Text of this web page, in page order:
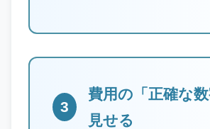
3
費用の「正確な
見せる